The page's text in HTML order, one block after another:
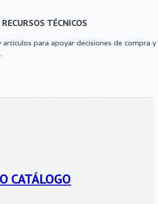
TÉCNICOS
artículos para apoyar decisiones de compra y
CATÁLOGO